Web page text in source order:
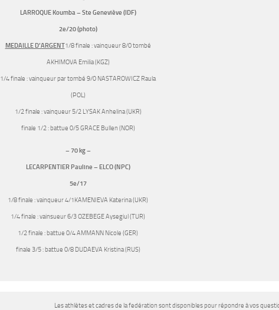
LARROQUE Koumba – Ste Geneviève (IDF)
2e/20 (photo)
MEDAILLE D’ARGENT1/8 finale : vainqueur 8/0 tombé
AKHIMOVA Emilia (KGZ)
1/4 finale : vainqueur par tombé 9/0 NASTAROWICZ Raula
(POL)
1/2 finale : vainqueur 5/2 LYSAK Anhelina (UKR)
finale 1/2 : battue 0/5 GRACE Bullen (NOR)
– 70 kg –
LECARPENTIER Pauline – ELCO (NPC)
5e/17
1/8 finale : vainqueur 4/1KAMENIEVA Katerina (UKR)
1/4 finale : vainsueur 6/3 OZEBEGE Aysegiul (TUR)
1/2 finale : battue 0/4 AMMANN Nicole (GER)
finale 3/5 : battue 0/8 DUDAEVA Kristina (RUS)
Les athlètes et cadres de la fedération sont disponibles pour répondre à vos